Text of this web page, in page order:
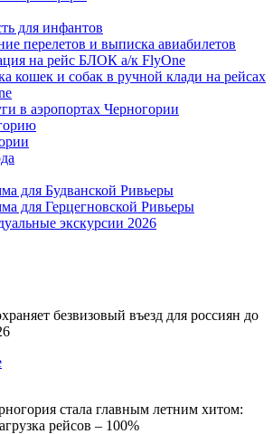
для инфантов
перелетов и выписка авиабилетов
на рейс БЛОК а/к FlyOne
кошек и собак в ручной клади на рейсах
в аэропортах Черногории
для Будванской Ривьеры
для Герцегновской Ривьеры
экскурсии 2026
безвизовый въезд для россиян до
стала главным летним хитом:
рейсов – 100%